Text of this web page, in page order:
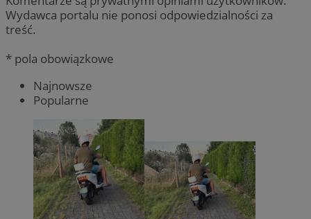
Wydawca portalu nie ponosi odpowiedzialności za
treść.
* pola obowiązkowe
Najnowsze
Popularne